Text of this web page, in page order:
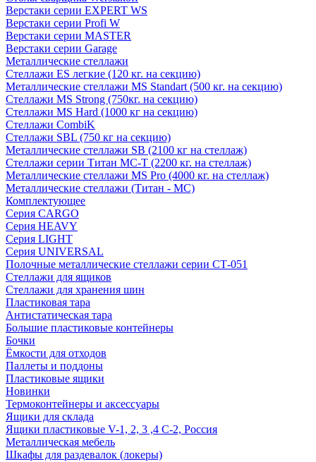
Верстаки серии EXPERT WS
Верстаки серии Profi W
Верстаки серии MASTER
Верстаки серии Garage
Металлические стеллажи
Стеллажи ES легкие (120 кг. на секцию)
Металлические стеллажи MS Standart (500 кг. на секцию)
Стеллажи MS Strong (750кг. на секцию)
Стеллажи MS Hard (1000 кг на секцию)
Стеллажи CombiK
Стеллажи SBL (750 кг на секцию)
Металлические стеллажи SB (2100 кг на стеллаж)
Стеллажи серии Титан МС-Т (2200 кг. на стеллаж)
Металлические стеллажи MS Pro (4000 кг. на стеллаж)
Металлические стеллажи (Титан - МС)
Комплектующее
Серия CARGO
Серия HEAVY
Серия LIGHT
Серия UNIVERSAL
Полочные металлические стеллажи серии СТ-051
Стеллажи для ящиков
Стеллажи для хранения шин
Пластиковая тара
Антистатическая тара
Большие пластиковые контейнеры
Бочки
Ёмкости для отходов
Паллеты и поддоны
Пластиковые ящики
Новинки
Термоконтейнеры и аксессуары
Ящики для склада
Ящики пластиковые V-1, 2, 3 ,4 С-2, Россия
Металлическая мебель
Шкафы для раздевалок (локеры)